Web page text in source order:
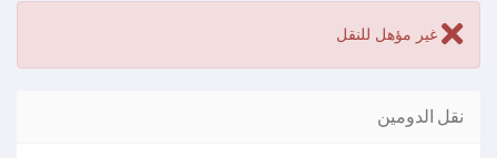
غير مؤهل للنقل
نقل الدومين